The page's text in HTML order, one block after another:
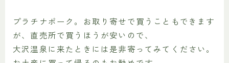
プラチナポーク。お取り寄せで買うこともできます
が、直売所で買うほうが安いので、
大沢温泉に来たときには是非寄ってみてください。